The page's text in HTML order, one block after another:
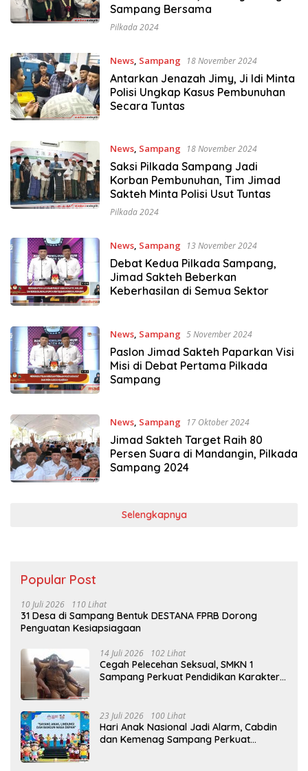
Sampang Bersama
Pilkada 2024
News, Sampang 18 November 2024
Antarkan Jenazah Jimy, Ji Idi Minta
Polisi Ungkap Kasus Pembunuhan
Secara Tuntas
News, Sampang 18 November 2024
Saksi Pilkada Sampang Jadi
Korban Pembunuhan, Tim Jimad
Sakteh Minta Polisi Usut Tuntas
Pilkada 2024
News, Sampang 13 November 2024
Debat Kedua Pilkada Sampang,
Jimad Sakteh Beberkan
Keberhasilan di Semua Sektor
News, Sampang 5 November 2024
Paslon Jimad Sakteh Paparkan Visi
Misi di Debat Pertama Pilkada
Sampang
News, Sampang 17 Oktober 2024
Jimad Sakteh Target Raih 80
Persen Suara di Mandangin, Pilkada
Sampang 2024
Selengkapnya
Popular Post
10 Juli 2026 110 Lihat
31 Desa di Sampang Bentuk DESTANA FPRB Dorong
Penguatan Kesiapsiagaan
14 Juli 2026 102 Lihat
Cegah Pelecehan Seksual, SMKN 1
Sampang Perkuat Pendidikan Karakter
23 Juli 2026 100 Lihat
Hari Anak Nasional Jadi Alarm, Cabdin
dan Kemenag Sampang Perkuat